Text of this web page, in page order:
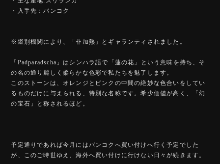
・入手先：バンコク
※鑑別機関により、「非加熱」とギャランティされました。
「Padparadscha」はシンハラ語で「蓮の花」という意味を持ち、そ
の名の通り麗しく柔らかな色彩で私たちを魅了します。
このストーンは、オレンジとピンクの中間の絶妙な色合いをしてい
るものだけに与えられる、特別な名称です。希少価値が高く、「幻
の宝石」と称されるほど。
予定通りであれば今月にはバンコクへ買い付けへ行く予定でした
が、このご時世ゆえ、海外へ買い付けに行けない日々が続きます。